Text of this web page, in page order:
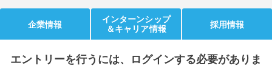
動画で対策講座をチェック
就活ニュースペーパー よくある質問
企業情報
インターンシップ
＆キャリア情報
採用情報
エントリーを行うには、ログインする必要がありま